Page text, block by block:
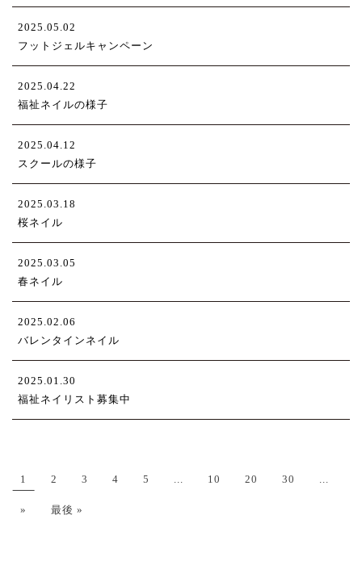
2025.05.02
フットジェルキャンペーン
2025.04.22
福祉ネイルの様子
2025.04.12
スクールの様子
2025.03.18
桜ネイル
2025.03.05
春ネイル
2025.02.06
バレンタインネイル
2025.01.30
福祉ネイリスト募集中
1 2 3 4 5 ... 10 20 30 ...
» 最後 »